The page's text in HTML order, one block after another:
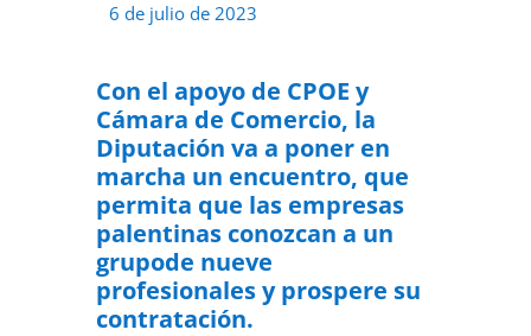
6 de julio de 2023
Con el apoyo de CPOE y
Cámara de Comercio, la
Diputación va a poner en
marcha un encuentro, que
permita que las empresas
palentinas conozcan a un
grupode nueve
profesionales y prospere su
contratación.